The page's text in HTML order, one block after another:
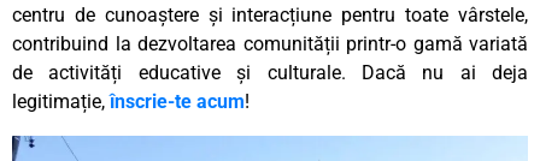
centru de cunoaștere și interacțiune pentru toate vârstele,
contribuind la dezvoltarea comunității printr-o gamă variată
de activități educative și culturale. Dacă nu ai deja
legitimație,înscrie-te acum!